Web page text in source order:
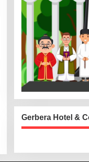
Gerbera Hotel &